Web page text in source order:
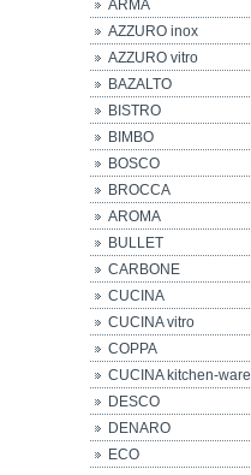
ARMA
AZZURO inox
AZZURO vitro
BAZALTO
BISTRO
BIMBO
BOSCO
BROCCA
AROMA
BULLET
CARBONE
CUCINA
CUCINA vitro
COPPA
CUCINA kitchen-ware
DESCO
DENARO
ECO